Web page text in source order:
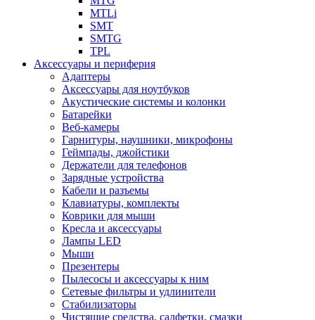
MTLi
SMT
SMTG
TPL
Аксессуары и периферия
Адаптеры
Аксессуары для ноутбуков
Акустические системы и колонки
Батарейки
Веб-камеры
Гарнитуры, наушники, микрофоны
Геймпады, джойстики
Держатели для телефонов
Зарядные устройства
Кабели и разъемы
Клавиатуры, комплекты
Коврики для мыши
Кресла и аксессуары
Лампы LED
Мыши
Презентеры
Пылесосы и аксессуары к ним
Сетевые фильтры и удлинители
Стабилизаторы
Чистящие средства, салфетки, смазки